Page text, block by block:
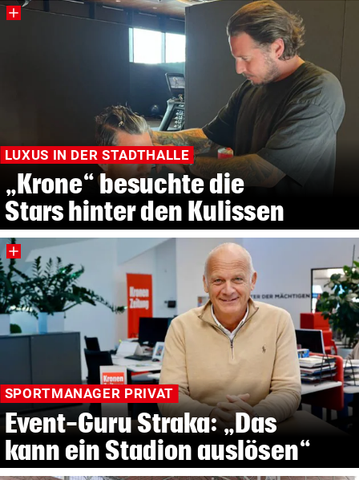
LUXUS IN DER STADTHALLE
„Krone“ besuchte die
Stars hinter den Kulissen
SPORTMANAGER PRIVAT
Event-Guru Straka: „Das
kann ein Stadion auslösen“